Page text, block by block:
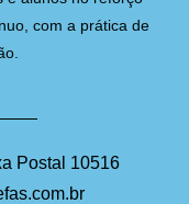
com a prática de
Postal 10516